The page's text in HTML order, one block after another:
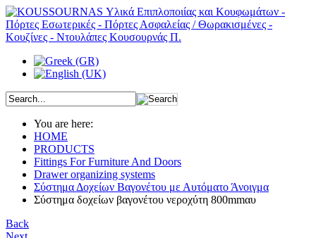
You are here:
HOME
PRODUCTS
Fittings For Furniture And Doors
Drawer organizing systems
Σύστημα Δοχείων Βαγονέτου με Αυτόματο Άνοιγμα
Σύστημα δοχείων βαγονέτου νεροχύτη 800mmαυ
Back